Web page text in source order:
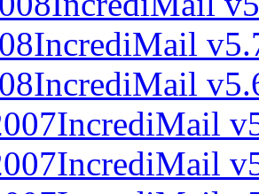
IncrediMail
IncrediMail
IncrediMail
IncrediMail